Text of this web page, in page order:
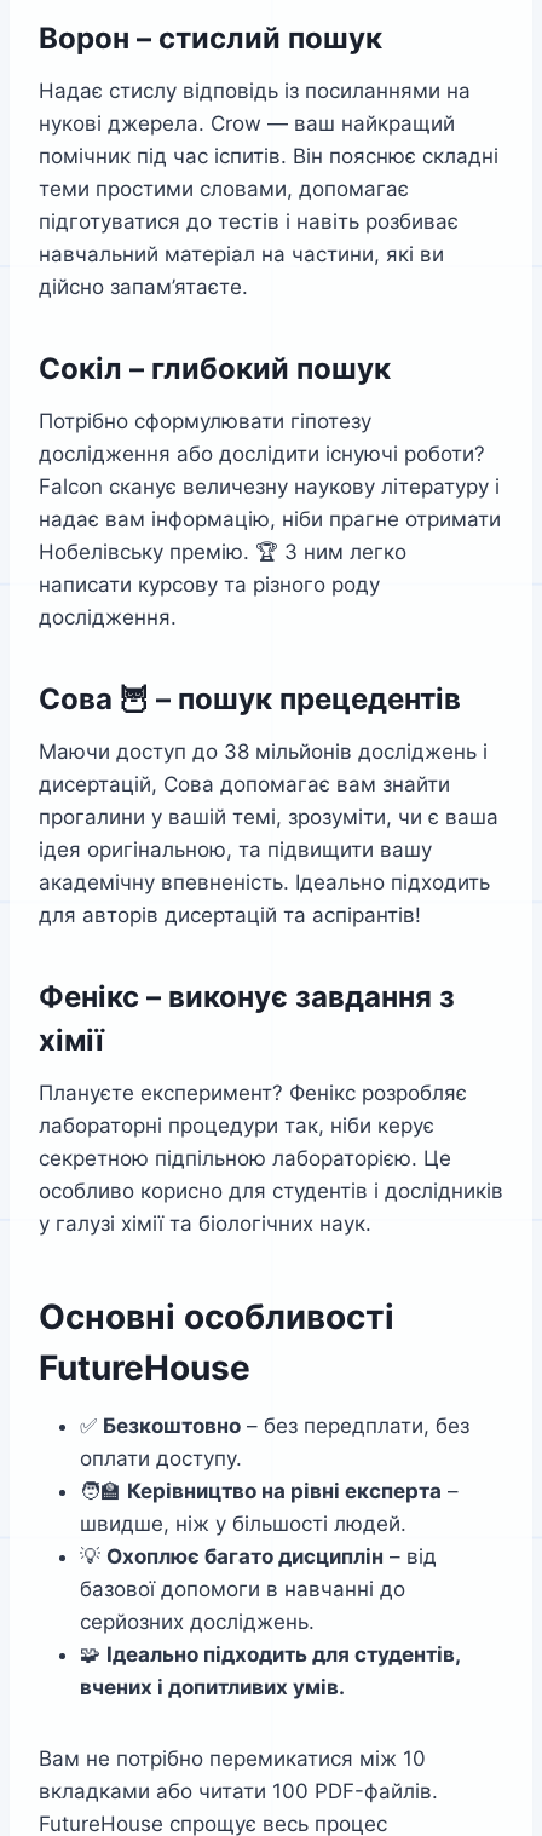
Ворон – стислий пошук
Надає стислу відповідь із посиланнями на
нукові джерела. Crow — ваш найкращий
помічник під час іспитів. Він пояснює складні
теми простими словами, допомагає
підготуватися до тестів і навіть розбиває
навчальний матеріал на частини, які ви
дійсно запам’ятаєте.
Сокіл – глибокий пошук
Потрібно сформулювати гіпотезу
дослідження або дослідити існуючі роботи?
Falcon сканує величезну наукову літературу і
надає вам інформацію, ніби прагне отримати
Нобелівську премію. 🏆 З ним легко
написати курсову та різного роду
дослідження.
Сова 🦉 – пошук прецедентів
Маючи доступ до 38 мільйонів досліджень і
дисертацій, Сова допомагає вам знайти
прогалини у вашій темі, зрозуміти, чи є ваша
ідея оригінальною, та підвищити вашу
академічну впевненість. Ідеально підходить
для авторів дисертацій та аспірантів!
Фенікс – виконує завдання з
хімії
Плануєте експеримент? Фенікс розробляє
лабораторні процедури так, ніби керує
секретною підпільною лабораторією. Це
особливо корисно для студентів і дослідників
у галузі хімії та біологічних наук.
Основні особливості
FutureHouse
✅ Безкоштовно – без передплати, без
оплати доступу.
🧑‍🏫 Керівництво на рівні експерта –
швидше, ніж у більшості людей.
💡 Охоплює багато дисциплін – від
базової допомоги в навчанні до
серйозних досліджень.
🧩 Ідеально підходить для студентів,
вчених і допитливих умів.
Вам не потрібно перемикатися між 10
вкладками або читати 100 PDF-файлів.
FutureHouse спрощує весь процес